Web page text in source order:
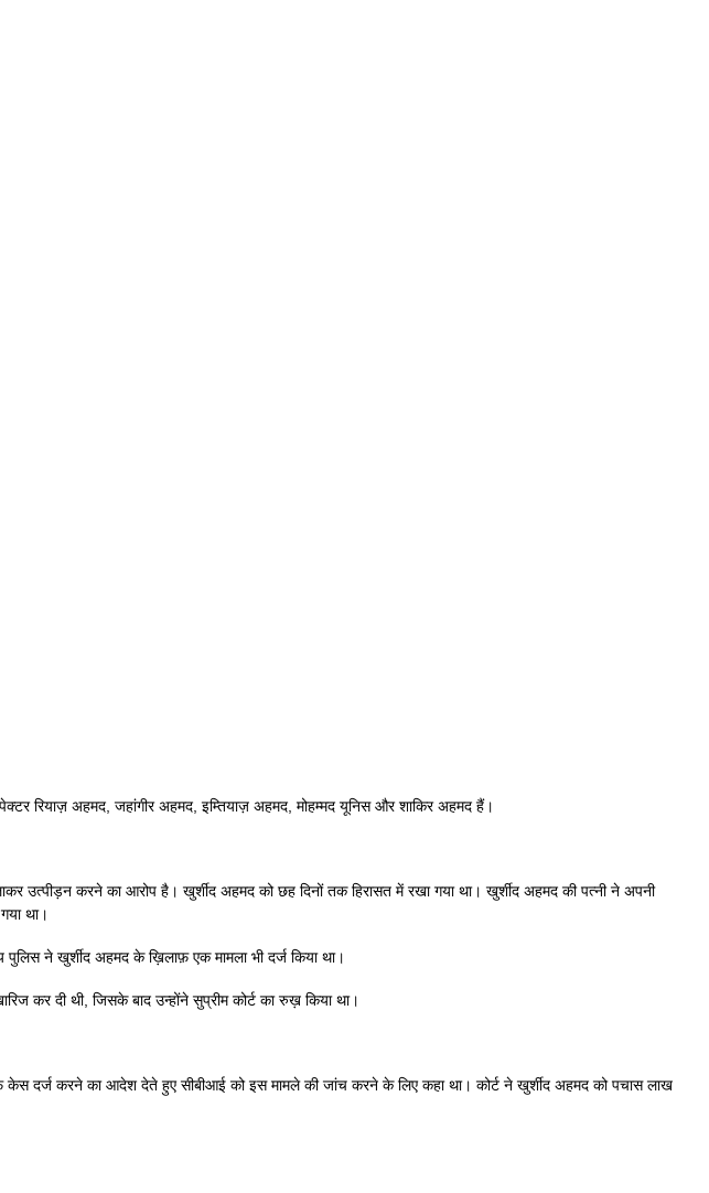
रियाज़ अहमद, जहांगीर अहमद, इम्तियाज़ अहमद, मोहम्मद यूनिस और शाकिर अहमद हैं।
उत्पीड़न करने का आरोप है। खुर्शीद अहमद को छह दिनों तक हिरासत में रखा गया था। खुर्शीद अहमद की पत्नी ने अपनी
था।
ने खुर्शीद अहमद के ख़िलाफ़ एक मामला भी दर्ज किया था।
कर दी थी, जिसके बाद उन्होंने सुप्रीम कोर्ट का रुख़ किया था।
केस दर्ज करने का आदेश देते हुए सीबीआई को इस मामले की जांच करने के लिए कहा था। कोर्ट ने खुर्शीद अहमद को पचास लाख